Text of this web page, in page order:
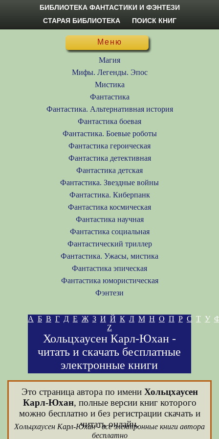
БИБЛИОТЕКА ФАНТАСТИКИ И ФЭНТЕЗИ
СТАРАЯ БИБЛИОТЕКА
ПОИСК КНИГ
Меню
Магия
Мифы. Легенды. Эпос
Мистика
Фантастика
Фантастика. Альтернативная история
Фантастика боевая
Фантастика. Боевые роботы
Фантастика героическая
Фантастика детективная
Фантастика детская
Фантастика. Звездные войны
Фантастика. Киберпанк
Фантастика космическая
Фантастика научная
Фантастика социальная
Фантастический триллер
Фантастика. Ужасы, мистика
Фантастика эпическая
Фантастика юмористическая
Фэнтези
А Б В Г Д Е Ж З И Й К Л М Н О П Р С Т У
Z
Хольцхаусен Карл-Юхан -
читать и скачать бесплатные
электронные книги
Это страница автора по имени Хольцхаусен
Карл-Юхан, полные версии книг которого
можно бесплатно и без регистрации скачать и
читать онлайн.
Хольцхаусен Карл-Юхан - все электронные книги автора
бесплатно